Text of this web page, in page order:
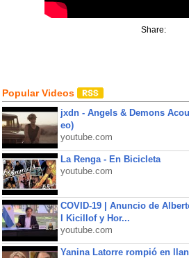
Share:
Popular Videos
jxdn - Angels & Demons
eo)
youtube.com
La Renga - En Bicicleta
youtube.com
COVID-19 | Anuncio de
l Kicillof y Hor...
youtube.com
Yanina Latorre rompió en